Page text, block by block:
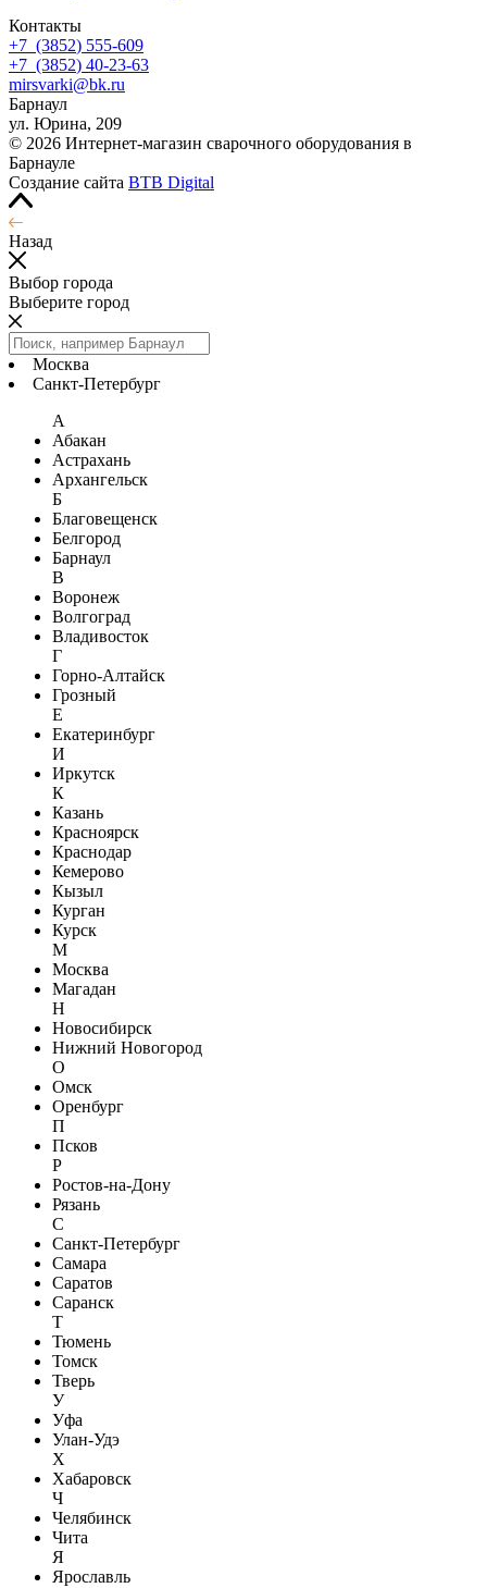
Контакты
+7 (3852) 555-609
+7 (3852) 40-23-63
mirsvarki@bk.ru
Барнаул
ул. Юрина, 209
© 2026 Интернет-магазин сварочного оборудования в
Барнауле
Создание сайта BTB Digital
Назад
Выбор города
Выберите город
Москва
Санкт-Петербург
А
Абакан
Астрахань
Архангельск
Б
Благовещенск
Белгород
Барнаул
В
Воронеж
Волгоград
Владивосток
Г
Горно-Алтайск
Грозный
Е
Екатеринбург
И
Иркутск
К
Казань
Красноярск
Краснодар
Кемерово
Кызыл
Курган
Курск
М
Москва
Магадан
Н
Новосибирск
Нижний Новогород
О
Омск
Оренбург
П
Псков
Р
Ростов-на-Дону
Рязань
С
Санкт-Петербург
Самара
Саратов
Саранск
Т
Тюмень
Томск
Тверь
У
Уфа
Улан-Удэ
Х
Хабаровск
Ч
Челябинск
Чита
Я
Ярославль